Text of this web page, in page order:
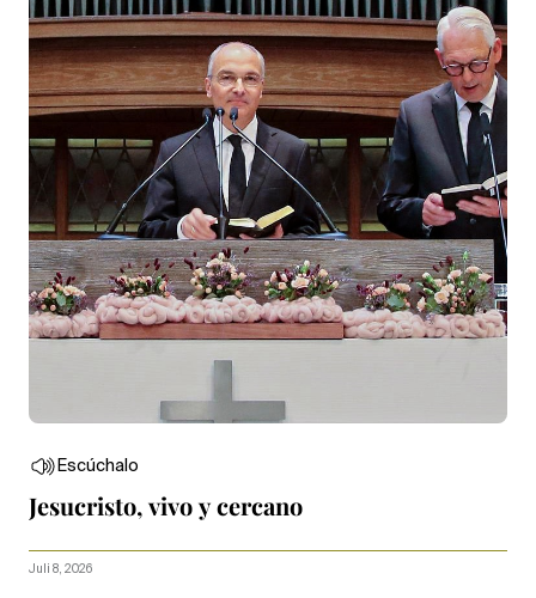
Escúchalo
Jesucristo, vivo y cercano
Juli 8, 2026